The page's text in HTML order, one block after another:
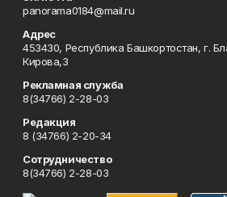
panorama0184@mail.ru
Адрес
453430, Республика Башкортостан, г.
Кирова,3
Рекламная служба
8(34766) 2-28-03
Редакция
8 (34766) 2-20-34
Сотрудничество
8(34766) 2-28-03